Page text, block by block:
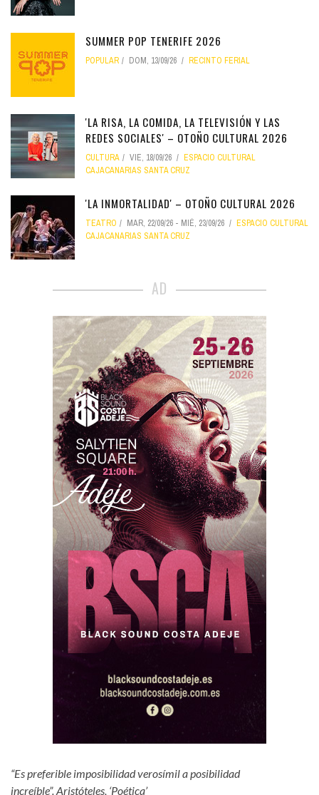
SUMMER POP TENERIFE 2026
POPULAR DOM, 13/09/26 RECINTO FERIAL
'LA RISA, LA COMIDA, LA TELEVISIÓN Y LAS
REDES SOCIALES' – OTOÑO CULTURAL 2026
CULTURA VIE, 18/09/26
ESPACIO CULTURAL
CAJACANARIAS SANTA CRUZ
'LA INMORTALIDAD' – OTOÑO CULTURAL 2026
TEATRO MAR, 22/09/26 - MIÉ, 23/09/26
ESPACIO CULTURAL
CAJACANARIAS SANTA CRUZ
AD
“Es preferible imposibilidad verosímil a posibilidad
increíble”. Aristóteles, ‘Poética’